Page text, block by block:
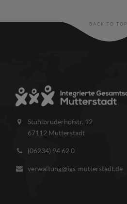
BACK TO TOP
Stuhlbruderhofstr. 12
67112 Mutterstadt
(06234) 94 62 0
verwaltung@igs-mutterstadt.de